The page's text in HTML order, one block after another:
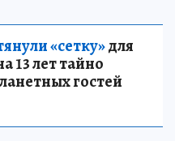
«сетку»для
13 лет тайно
гостей